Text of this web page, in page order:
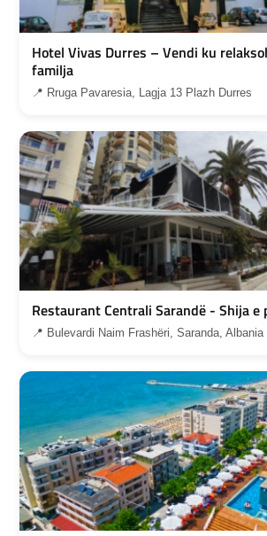
Hotel Vivas Durres – Vendi ku
familja
📍 Rruga Pavaresia, Lagja 13 Plazh Durres
Restaurant Centrali Sarandë - Shija
📍 Bulevardi Naim Frashëri, Saranda, Albania